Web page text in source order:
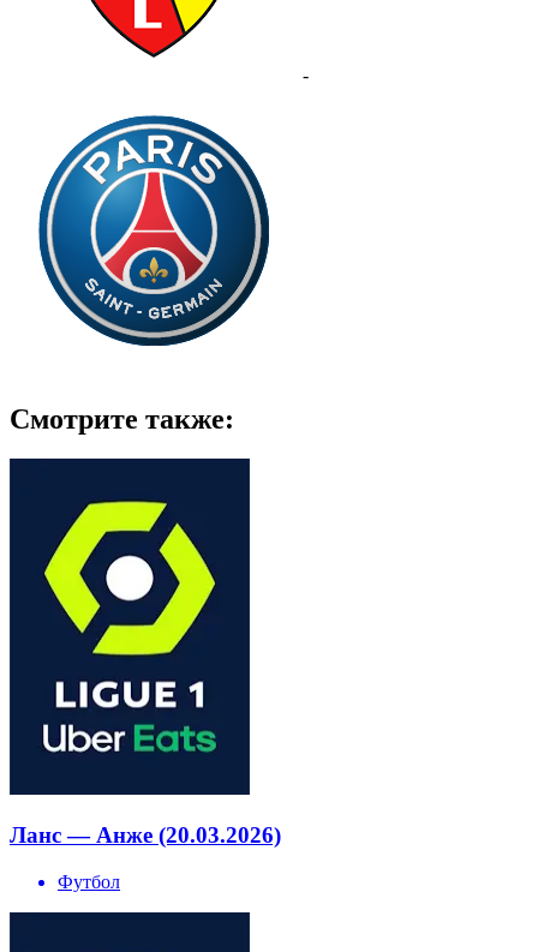
-
Смотрите также:
Ланс — Анже (20.03.2026)
Футбол